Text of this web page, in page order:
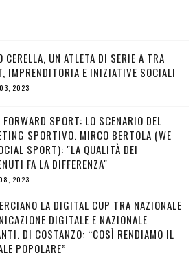
CERELLA, UN ATLETA DI SERIE A TRA
IMPRENDITORIA E INIZIATIVE SOCIALI
2023
SPORT: LO SCENARIO DEL
SPORTIVO. MIRCO BERTOLA (WE
SPORT): "LA QUALITÀ DEI
FA LA DIFFERENZA"
2023
LA DIGITAL CUP TRA NAZIONALE
DIGITALE E NAZIONALE
DI COSTANZO: “COSÌ RENDIAMO IL
POPOLARE”